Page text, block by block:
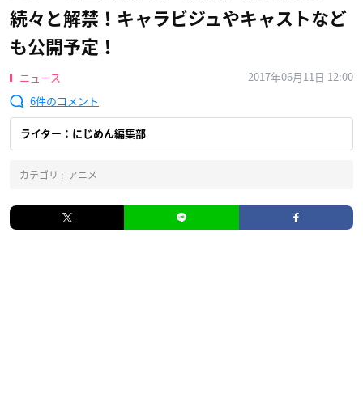
続々と解禁！キャラビジュやキャストなど
も公開予定！
ニュース
2017年06月11日 12:00
6
ライター：にじめん編集部
カテゴリ : アニメ